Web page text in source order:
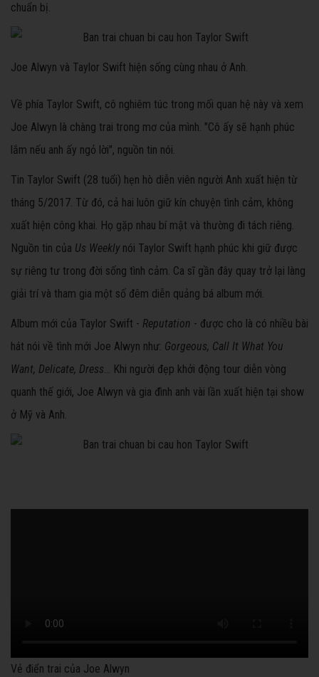
chuẩn bị.
Joe Alwyn và Taylor Swift hiện sống cùng nhau ở Anh.
Về phía Taylor Swift, cô nghiêm túc trong mối quan hệ này và xem
Joe Alwyn là chàng trai trong mơ của mình. "Cô ấy sẽ hạnh phúc
lắm nếu anh ấy ngỏ lời", nguồn tin nói.
Tin Taylor Swift (28 tuổi) hẹn hò diễn viên người Anh xuất hiện từ
tháng 5/2017. Từ đó, cả hai luôn giữ kín chuyện tình cảm, không
xuất hiện công khai. Họ gặp nhau bí mật và thường đi tách riêng.
Nguồn tin của Us Weekly nói Taylor Swift hạnh phúc khi giữ được
sự riêng tư trong đời sống tình cảm. Ca sĩ gần đây quay trở lại làng
giải trí và tham gia một số đêm diễn quảng bá album mới.
Album mới của Taylor Swift - Reputation - được cho là có nhiều bài
hát nói về tình mới Joe Alwyn như: Gorgeous, Call It What You
Want, Delicate, Dress... Khi người đẹp khởi động tour diễn vòng
quanh thế giới, Joe Alwyn và gia đình anh vài lần xuất hiện tại show
ở Mỹ và Anh.
Vẻ điển trai của Joe Alwyn